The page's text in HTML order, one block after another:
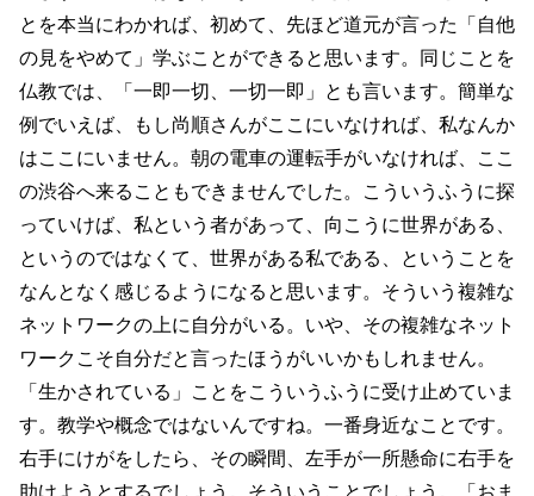
とを本当にわかれば、初めて、先ほど道元が言った「自他
の見をやめて」学ぶことができると思います。同じことを
仏教では、「一即一切、一切一即」とも言います。簡単な
例でいえば、もし尚順さんがここにいなければ、私なんか
はここにいません。朝の電車の運転手がいなければ、ここ
の渋谷へ来ることもできませんでした。こういうふうに探
っていけば、私という者があって、向こうに世界がある、
というのではなくて、世界がある私である、ということを
なんとなく感じるようになると思います。そういう複雑な
ネットワークの上に自分がいる。いや、その複雑なネット
ワークこそ自分だと言ったほうがいいかもしれません。
「生かされている」ことをこういうふうに受け止めていま
す。教学や概念ではないんですね。一番身近なことです。
右手にけがをしたら、その瞬間、左手が一所懸命に右手を
助けようとするでしょう。そういうことでしょう。「おま